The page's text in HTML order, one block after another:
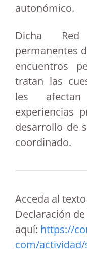
autonómico.
Dicha Red
permanentes
encuentros
tratan las
les
experiencias
desarrollo de
coordinado.
Acceda al
Declaración
aquí: https://
com/